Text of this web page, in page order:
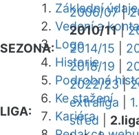
Základní údaje
Vedení a
Logo
Historie
Podrobná
Ke stažení
Kariéra
SEZONA:
2006/07|
2010/11|
2014/15
2018/19
2022/23|
LIGA:
extraliga
střed